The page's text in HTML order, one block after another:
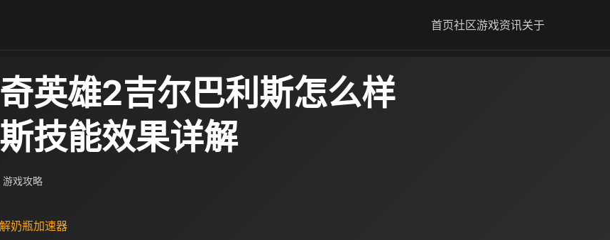
首页社区游戏资讯关于
英雄2吉尔巴利斯怎么样
技能效果详解
戏攻略
奶瓶加速器